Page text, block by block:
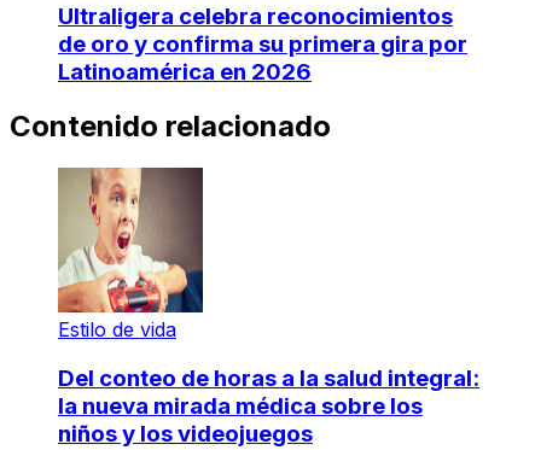
Ultraligera celebra reconocimientos
de oro y confirma su primera gira por
Latinoamérica en 2026
Contenido relacionado
Estilo de vida
Del conteo de horas a la salud integral:
la nueva mirada médica sobre los
niños y los videojuegos